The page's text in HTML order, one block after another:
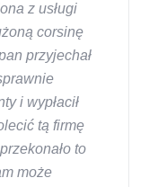
z usługi
corsinę
przyjechał
i wypłacił
tą firmę
to
może